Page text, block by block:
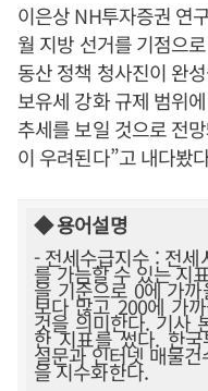
이은상 NH투자증권 연
월 지방 선거를 기점으
동산 정책 청사진이 완
보유세 강화 규제 범위
추세를 보일 것으로 전
이 우려된다”고 내다봤
◆ 용어설명
- 전세수급지수 : 전
를 가늠할 수 있는 지
을 기준으로 0에 가
보다 많고 200에 가
것을 의미한다. 기사
한 지표를 썼다. 한
설문과 인터넷 매물
을 지수화한다.